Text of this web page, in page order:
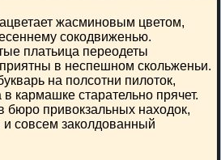
жасминовым цветом,
сокодвиженью.
платьица переодеты
в неспешном скольженьи.
на полсотни пилоток,
кармашке старательно прячет.
бюро привокзальных находок,
совсем заколдованный